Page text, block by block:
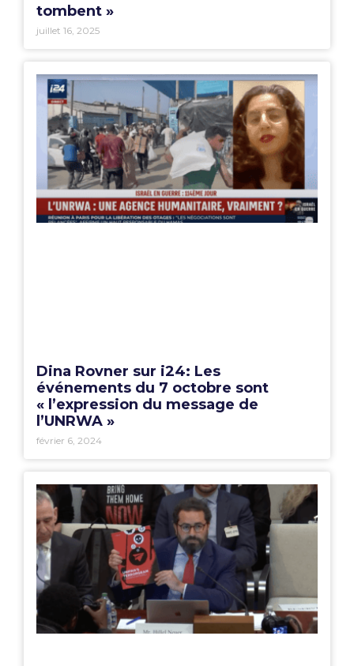
tombent »
juillet 16, 2025
Dina Rovner sur i24: Les
événements du 7 octobre sont
« l’expression du message de
l’UNRWA »
février 6, 2024